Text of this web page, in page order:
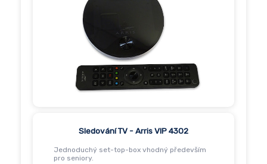
VoIP volání
Kontakt
Podpora
581 114 114
RustDesk
Nastavení e-mailu
Test rychlosti
Sledování TV - Arris VIP 4302
Jednoduchý set-top-box vhodný především
pro seniory.